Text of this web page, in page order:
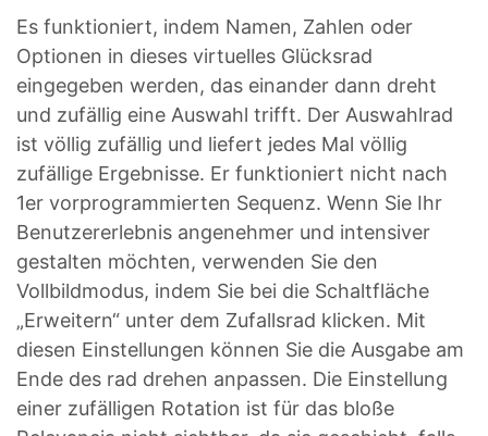
Es funktioniert, indem Namen, Zahlen oder
Optionen in dieses virtuelles Glücksrad
eingegeben werden, das einander dann dreht
und zufällig eine Auswahl trifft. Der Auswahlrad
ist völlig zufällig und liefert jedes Mal völlig
zufällige Ergebnisse. Er funktioniert nicht nach
1er vorprogrammierten Sequenz. Wenn Sie Ihr
Benutzererlebnis angenehmer und intensiver
gestalten möchten, verwenden Sie den
Vollbildmodus, indem Sie bei die Schaltfläche
„Erweitern“ unter dem Zufallsrad klicken. Mit
diesen Einstellungen können Sie die Ausgabe am
Ende des rad drehen anpassen. Die Einstellung
einer zufälligen Rotation ist für das bloße